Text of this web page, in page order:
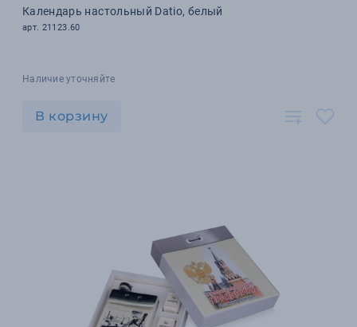
Календарь настольный Datio, белый
арт. 21123.60
Наличие уточняйте
В корзину